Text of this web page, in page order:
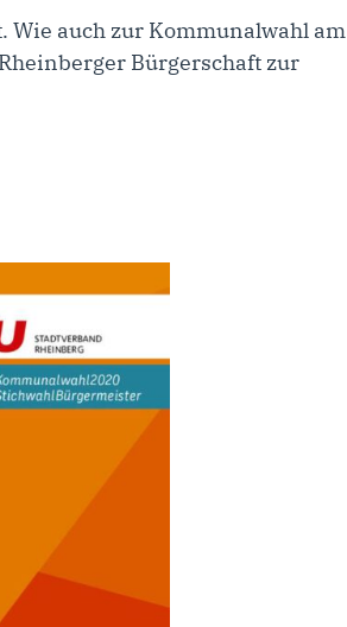
Wie auch zur Kommunalwahl am
Bürgerschaft zur